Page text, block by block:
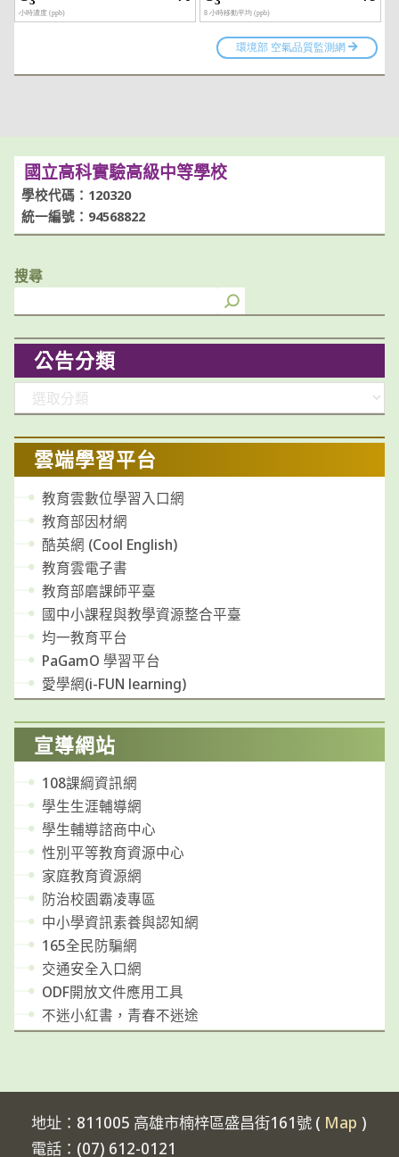
國立高科實驗高級中等學校
學校代碼：120320
統一編號：94568822
搜尋
公告分類
類
雲端學習平台
教育雲數位學習入口網
教育部因材網
酷英網 (Cool English)
教育雲電子書
教育部磨課師平臺
國中小課程與教學資源整合平臺
均一教育平台
PaGamO 學習平台
愛學網(i-FUN learning)
宣導網站
108課綱資訊網
學生生涯輔導網
學生輔導諮商中心
性別平等教育資源中心
家庭教育資源網
防治校園霸凌專區
中小學資訊素養與認知網
165全民防騙網
交通安全入口網
ODF開放文件應用工具
不迷小紅書，青春不迷途
地址：811005 高雄市楠梓區盛昌街161號 ( Map )
電話：(07) 612-0121